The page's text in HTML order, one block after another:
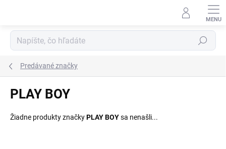
Hľadať
Predávané značky
PLAY BOY
Žiadne produkty značkyPLAY BOYsa nenašli...